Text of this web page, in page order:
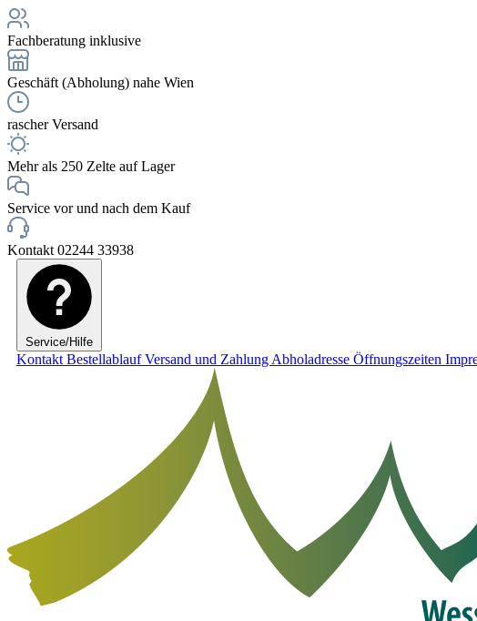
Fachberatung inklusive
Geschäft (Abholung) nahe Wien
rascher Versand
Mehr als 250 Zelte auf Lager
Service vor und nach dem Kauf
Kontakt 02244 33938
Service/Hilfe
Kontakt BestellablaufVersand und Zahlung Abholadresse Öffnungszeiten